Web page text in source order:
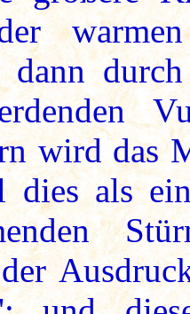
dann
wird das
dies als